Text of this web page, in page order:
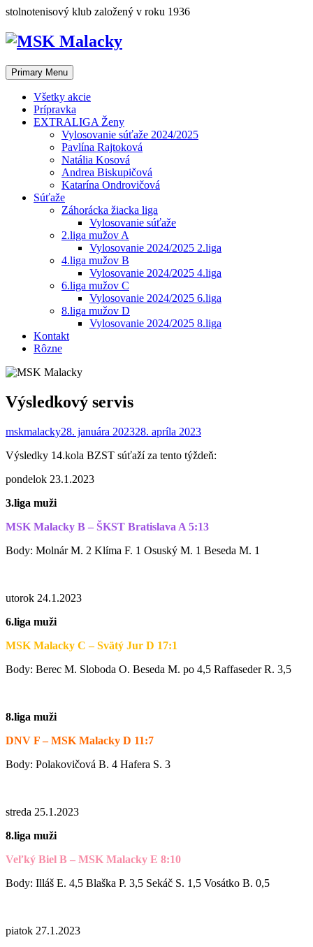
Skip
content
stolnotenisový klub založený v roku 1936
Primary Menu
Všetky akcie
Prípravka
EXTRALIGA Ženy
Vylosovanie súťaže 2024/2025
Pavlína Rajtoková
Natália Kosová
Andrea Biskupičová
Katarína Ondrovičová
Súťaže
Záhorácka žiacka liga
Vylosovanie súťaže
2.liga mužov A
Vylosovanie 2024/2025 2.liga
4.liga mužov B
Vylosovanie 2024/2025 4.liga
6.liga mužov C
Vylosovanie 2024/2025 6.liga
8.liga mužov D
Vylosovanie 2024/2025 8.liga
Kontakt
Rôzne
Výsledkový servis
mskmalacky28. januára 202328. apríla 2023
Výsledky 14.kola BZST súťaží za tento týždeň:
pondelok 23.1.2023
3.liga muži
MSK Malacky B – ŠKST Bratislava A 5:13
Body: Molnár M. 2 Klíma F. 1 Osuský M. 1 Beseda M. 1
utorok 24.1.2023
6.liga muži
MSK Malacky C – Svätý Jur D 17:1
Body: Berec M. Sloboda O. Beseda M. po 4,5 Raffaseder R. 3,5
8.liga muži
DNV F – MSK Malacky D 11:7
Body: Polakovičová B. 4 Hafera S. 3
streda 25.1.2023
8.liga muži
Veľký Biel B – MSK Malacky E 8:10
Body: Illáš E. 4,5 Blaška P. 3,5 Sekáč S. 1,5 Vosátko B. 0,5
piatok 27.1.2023